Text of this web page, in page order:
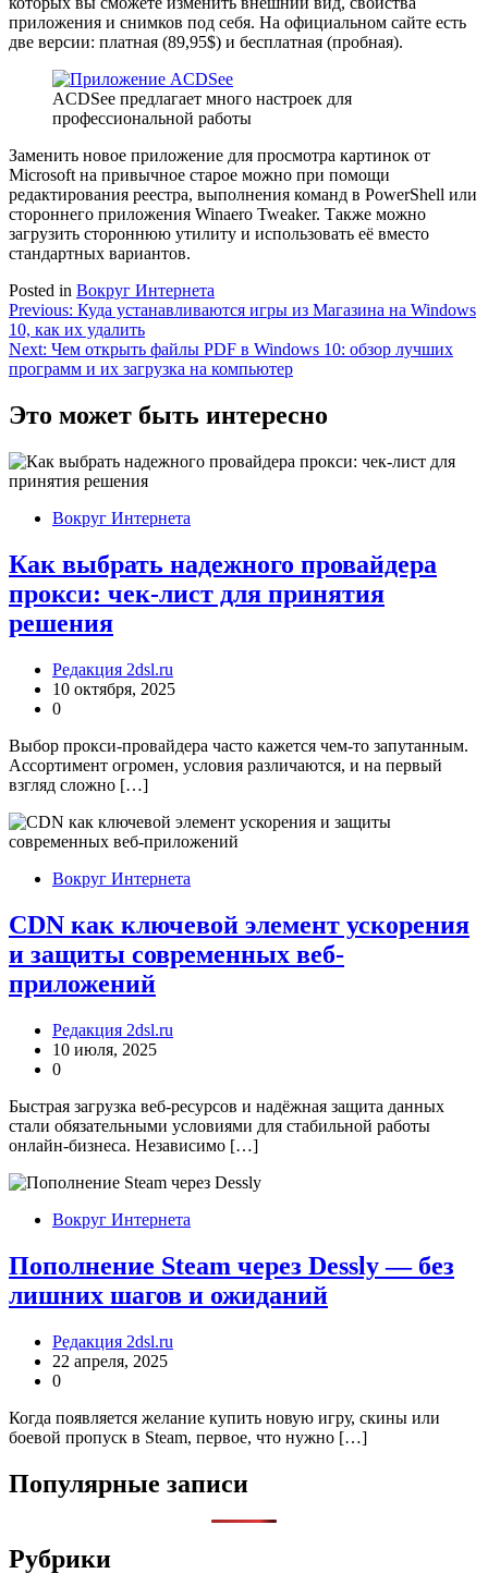
приложения и снимков под себя. На официальном сайте есть
две версии: платная (89,95$) и бесплатная (пробная).
ACDSee предлагает много настроек для
профессиональной работы
Заменить новое приложение для просмотра картинок от
Microsoft на привычное старое можно при помощи
редактирования реестра, выполнения команд в PowerShell или
стороннего приложения Winaero Tweaker. Также можно
загрузить стороннюю утилиту и использовать её вместо
стандартных вариантов.
Posted in Вокруг Интернета
Навигация
по
записям
Previous: Куда устанавливаются игры из Магазина на Windows
10, как их удалить
Next: Чем открыть файлы PDF в Windows 10: обзор лучших
программ и их загрузка на компьютер
Это может быть интересно
Вокруг Интернета
Как выбрать надежного провайдера
прокси: чек-лист для принятия
решения
Редакция 2dsl.ru
10 октября, 2025
0
Выбор прокси-провайдера часто кажется чем-то запутанным.
Ассортимент огромен, условия различаются, и на первый
взгляд сложно […]
Вокруг Интернета
CDN как ключевой элемент ускорения
и защиты современных веб-
приложений
Редакция 2dsl.ru
10 июля, 2025
0
Быстрая загрузка веб-ресурсов и надёжная защита данных
стали обязательными условиями для стабильной работы
онлайн-бизнеса. Независимо […]
Вокруг Интернета
Пополнение Steam через Dessly — без
лишних шагов и ожиданий
Редакция 2dsl.ru
22 апреля, 2025
0
Когда появляется желание купить новую игру, скины или
боевой пропуск в Steam, первое, что нужно […]
Популярные записи
Рубрики